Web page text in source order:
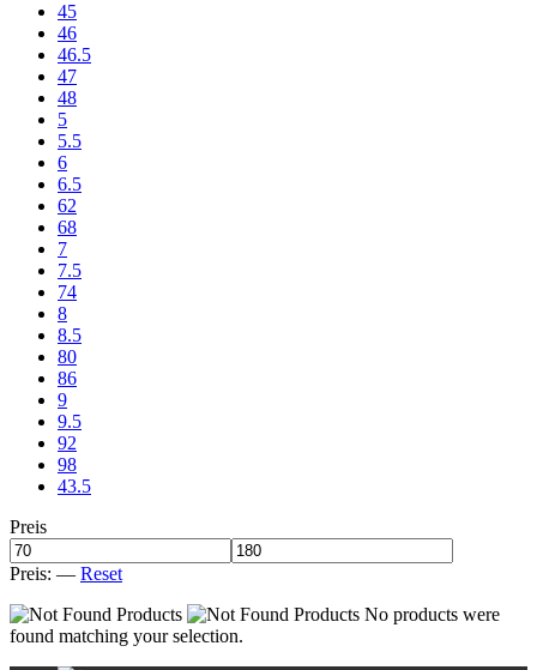
45
46
46.5
47
48
5
5.5
6
6.5
62
68
7
7.5
74
8
8.5
80
86
9
9.5
92
98
43.5
Preis
Preis: — Reset
No products were
found matching your selection.